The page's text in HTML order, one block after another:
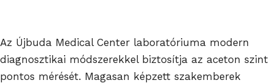
Az Újbuda Medical Center laboratóriuma modern
diagnosztikai módszerekkel biztosítja az aceton szint
pontos mérését. Magasan képzett szakemberek